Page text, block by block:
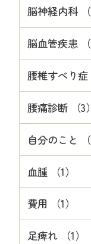
脳神経内科 （
脳血管疾患 （
腰椎すべり症
腰痛診断 （3）
自分のこと （
血腫 （1）
費用 （1）
足痺れ （1）